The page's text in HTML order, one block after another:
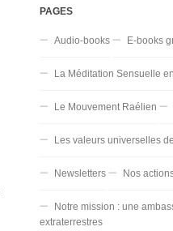
PAGES
Audio-books E-books
La Méditation Sensuelle
Le Mouvement Raélien
Les valeurs universelles
Newsletters Nos
Notre mission : une
extraterrestres